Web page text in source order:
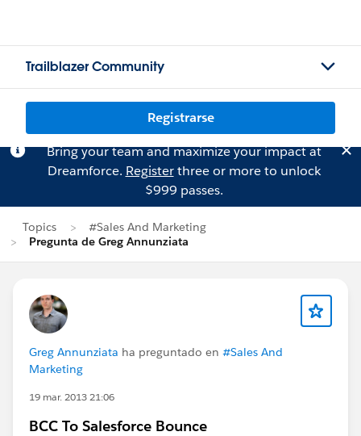
Trailblazer Community
Registrarse
Bring your team and maximize your impact at
Dreamforce. Registerthree or more to unlock
$999 passes.
Topics
#Sales And Marketing
Pregunta de Greg Annunziata
Greg Annunziata ha preguntado en #Sales And
Marketing
19 mar. 2013 21:06
BCC To Salesforce Bounce